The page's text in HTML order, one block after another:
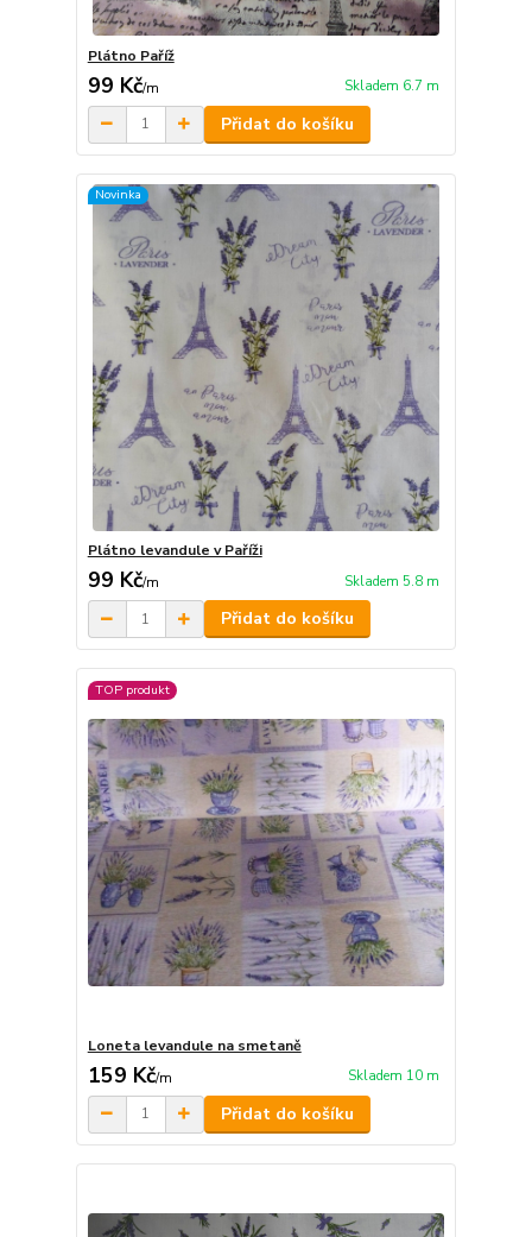
Plátno Paříž
99 Kč/m Skladem 6.7 m
Přidat do košíku
Novinka
Plátno levandule v Paříži
99 Kč/m Skladem 5.8 m
Přidat do košíku
TOP produkt
Loneta levandule na smetaně
159 Kč/m Skladem 10 m
Přidat do košíku